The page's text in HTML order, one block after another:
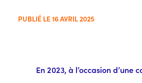
PUBLIÉ LE 16 AVRIL 2025
En 2023, à l’occasion d’une